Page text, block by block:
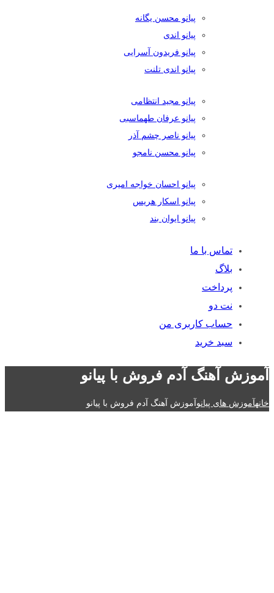
پیانو محسن یگانه
پیانو اندی
پیانو فریدون آسرایی
پیانو اندی تلنت
پیانو مجید انتظامی
پیانو عرفان طهماسبی
پیانو ناصر چشم آذر
پیانو محسن نامجو
پیانو احسان خواجه امیری
پیانو اسکار هریس
پیانو ایوان بند
تماس با ما
بلاگ
پرداخت
نت دو
حساب کاربری من
سبد خرید
آموزش آهنگ آدم فروش با پیانو
خانهآموزش های پیانوآموزش آهنگ آدم فروش با پیانو